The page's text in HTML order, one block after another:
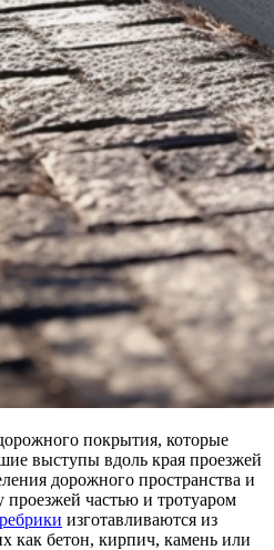
покрытия, которые
выступы вдоль края проезжей
дорожного пространства и
частью и тротуаром
изготавливаются из
как бетон, кирпич, камень или